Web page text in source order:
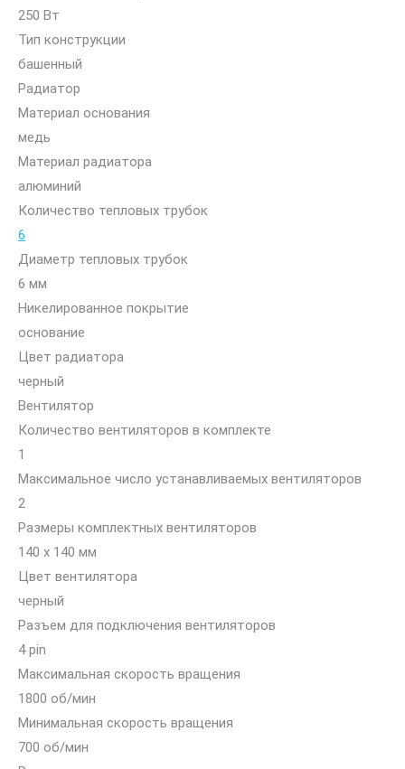
250 Вт
Тип конструкции
башенный
Радиатор
Материал основания
медь
Материал радиатора
алюминий
Количество тепловых трубок
6
Диаметр тепловых трубок
6 мм
Никелированное покрытие
основание
Цвет радиатора
черный
Вентилятор
Количество вентиляторов в комплекте
1
Максимальное число устанавливаемых вентиляторов
2
Размеры комплектных вентиляторов
140 x 140 мм
Цвет вентилятора
черный
Разъем для подключения вентиляторов
4 pin
Максимальная скорость вращения
1800 об/мин
Минимальная скорость вращения
700 об/мин